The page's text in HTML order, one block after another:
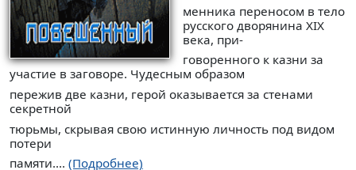
менника переносом в тело
русского дворянина XIX
века, при-
говоренного к казни за
участие в заговоре. Чудесным образом
пережив две казни, герой оказывается за стенами
секретной
тюрьмы, скрывая свою истинную личность под видом
потери
памяти.... (Подробнее)